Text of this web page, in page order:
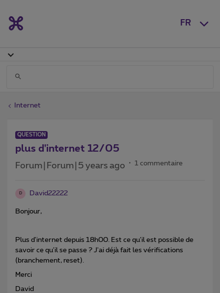
FR
Internet
QUESTION
plus d'internet 12/05
Forum|Forum|5 years ago 1 commentaire
D David22222
Bonjour,
Plus d'internet depuis 18h00. Est ce qu'il est possible de
savoir ce qu'il se passe ? J'ai déjà fait les vérifications
(branchement, reset).
Merci
David